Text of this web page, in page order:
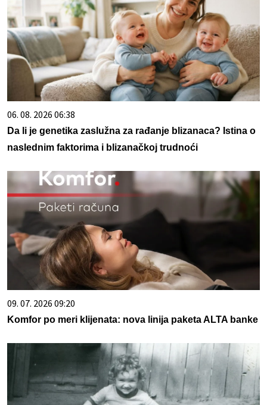
06. 08. 2026 06:38
Da li je genetika zaslužna za rađanje blizanaca? Istina o
naslednim faktorima i blizanačkoj trudnoći
09. 07. 2026 09:20
Komfor po meri klijenata: nova linija paketa ALTA banke